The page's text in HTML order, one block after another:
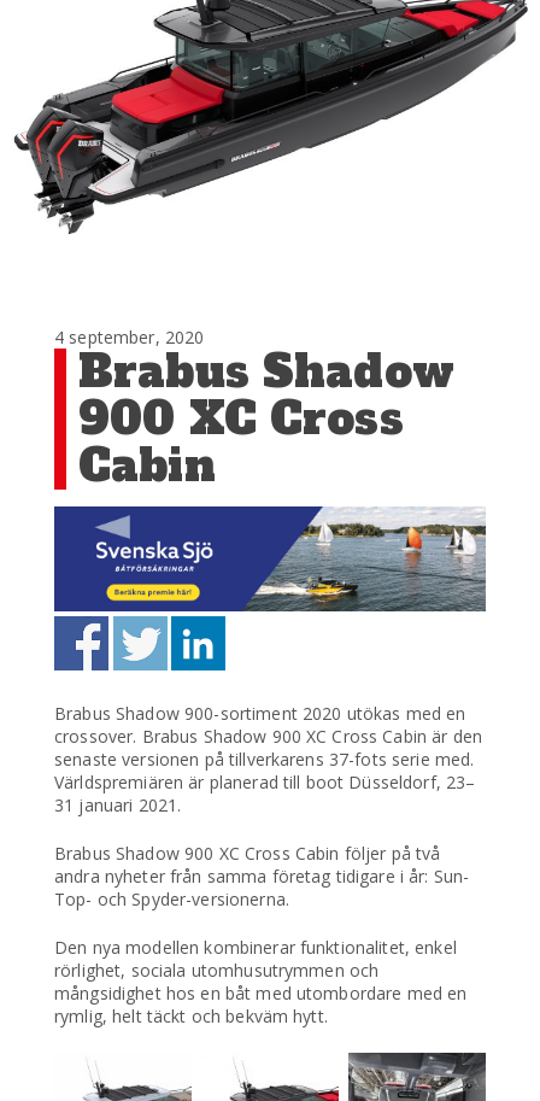
4 september, 2020
Brabus Shadow
900 XC Cross
Cabin
Brabus Shadow 900-sortiment 2020 utökas med en
crossover. Brabus Shadow 900 XC Cross Cabin är den
senaste versionen på tillverkarens 37-fots serie med.
Världspremiären är planerad till boot Düsseldorf, 23–
31 januari 2021.
Brabus Shadow 900 XC Cross Cabin följer på två
andra nyheter från samma företag tidigare i år: Sun-
Top- och Spyder-versionerna.
Den nya modellen kombinerar funktionalitet, enkel
rörlighet, sociala utomhusutrymmen och
mångsidighet hos en båt med utombordare med en
rymlig, helt täckt och bekväm hytt.